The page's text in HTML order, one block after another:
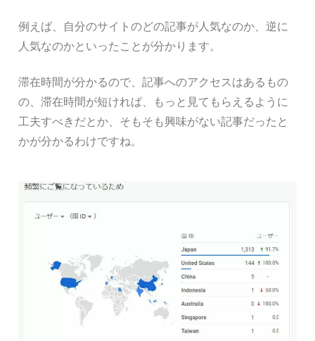
例えば、自分のサイトのどの記事が人気なのか、逆に
人気なのかといったことが分かります。
滞在時間が分かるので、記事へのアクセスはあるもの
の、滞在時間が短ければ、もっと見てもらえるように
工夫すべきだとか、そもそも興味がない記事だったと
かが分かるわけですね。